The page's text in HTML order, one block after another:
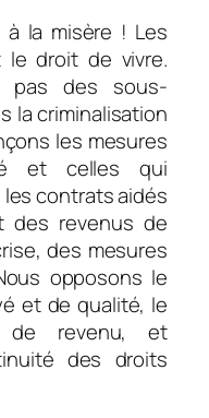
à la misère ! Les
le droit de vivre.
pas des sous-
la criminalisation
les mesures
et celles qui
les contrats aidés
des revenus de
des mesures
opposons le
et de qualité, le
revenu, et
des droits